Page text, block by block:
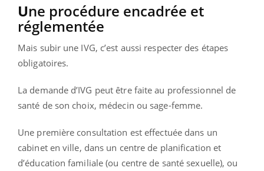
Une procédure encadrée et
réglementée
Mais subir une IVG, c’est aussi respecter des étapes
obligatoires.
La demande d’IVG peut être faite au professionnel de
santé de son choix, médecin ou sage-femme.
Une première consultation est effectuée dans un
cabinet en ville, dans un centre de planification et
d’éducation familiale (ou centre de santé sexuelle), ou